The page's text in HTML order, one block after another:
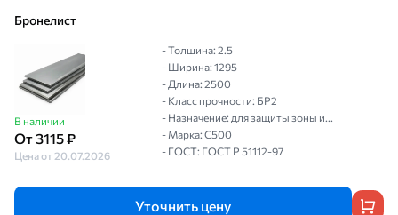
Бронелист
В наличии
От 3115 ₽
Цена от 20.07.2026
- Толщина: 2.5
- Ширина: 1295
- Длина: 2500
- Класс прочности: БР2
- Назначение: для защиты зоны и...
- Марка: С500
- ГОСТ: ГОСТ P 51112-97
Уточнить цену